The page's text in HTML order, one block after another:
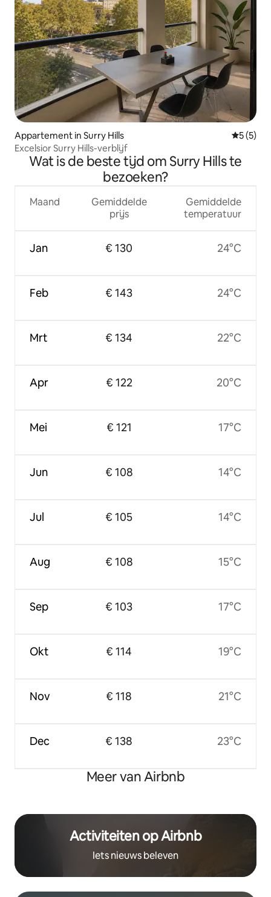
Appartement in Surry Hills
5 (5)
Excelsior Surry Hills-verblijf
Wat is de beste tijd om Surry Hills te
bezoeken?
Maand
Jan
Feb
Mrt
Apr
Mei
Jun
Jul
Aug
Sep
Okt
Nov
Dec
Gemiddelde
prijs
€ 130
€ 143
€ 134
€ 122
€ 121
€ 108
€ 105
€ 108
€ 103
€ 114
€ 118
€ 138
Gemiddelde
temperatuur
24°C
24°C
22°C
20°C
17°C
14°C
14°C
15°C
17°C
19°C
21°C
23°C
Meer van Airbnb
Activiteiten op Airbnb
Iets nieuws beleven